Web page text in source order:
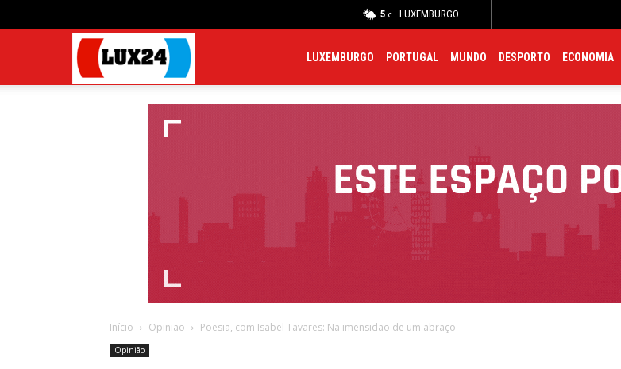
5 C LUXEMBURGO
LUXEMBURGO PORTUGAL MUNDO DESPORTO ECONOMIA
Início Opinião Poesia, com Isabel Tavares: Na imensidão de um abraço
Opinião